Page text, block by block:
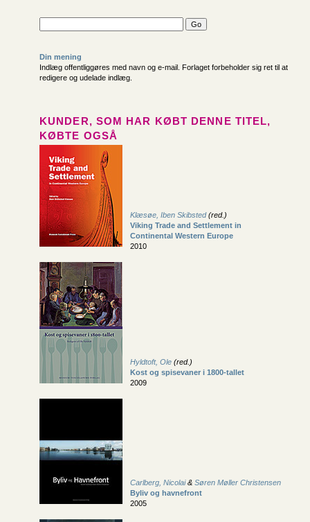
Din mening
Indlæg offentliggøres med navn og e-mail. Forlaget forbeholder sig ret til at
redigere og udelade indlæg.
KUNDER, SOM HAR KØBT DENNE TITEL,
KØBTE OGSÅ
Klæsøe, Iben Skibsted(red.)
Viking Trade and Settlement in
Continental Western Europe
2010
Hyldtoft, Ole (red.)
Kost og spisevaner i 1800-tallet
2009
Carlberg, Nicolai& Søren Møller Christensen
Byliv og havnefront
2005